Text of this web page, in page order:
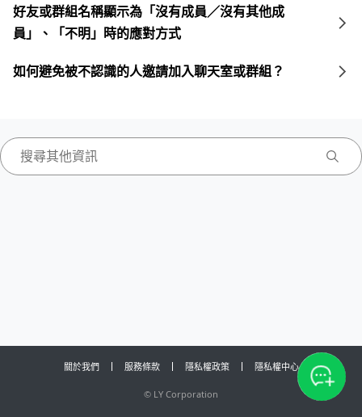
好友或群組名稱顯示為「沒有成員／沒有其他成
員」、「不明」時的應對方式
如何避免被不認識的人邀請加入聊天室或群組？
關於我們 服務條款 隱私權政策 隱私權中心
© LY Corporation